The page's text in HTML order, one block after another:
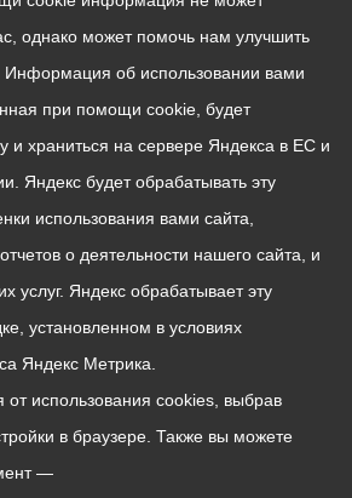
однако может помочь нам улучшить
Информация об использовании вами
при помощи cookie, будет
и храниться на сервере Яндекса в ЕС и
Яндекс будет обрабатывать эту
использования вами сайта,
о деятельности нашего сайта, и
услуг. Яндекс обрабатывает эту
установленном в условиях
Яндекс Метрика.
от использования cookies, выбрав
в браузере. Также вы можете
—